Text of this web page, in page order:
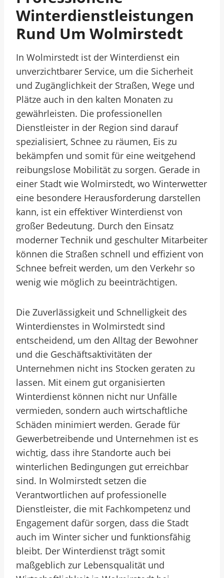
Winterdienstleistungen
Rund Um Wolmirstedt
In Wolmirstedt ist der Winterdienst ein
unverzichtbarer Service, um die Sicherheit
und Zugänglichkeit der Straßen, Wege und
Plätze auch in den kalten Monaten zu
gewährleisten. Die professionellen
Dienstleister in der Region sind darauf
spezialisiert, Schnee zu räumen, Eis zu
bekämpfen und somit für eine weitgehend
reibungslose Mobilität zu sorgen. Gerade in
einer Stadt wie Wolmirstedt, wo Winterwetter
eine besondere Herausforderung darstellen
kann, ist ein effektiver Winterdienst von
großer Bedeutung. Durch den Einsatz
moderner Technik und geschulter Mitarbeiter
können die Straßen schnell und effizient von
Schnee befreit werden, um den Verkehr so
wenig wie möglich zu beeinträchtigen.
Die Zuverlässigkeit und Schnelligkeit des
Winterdienstes in Wolmirstedt sind
entscheidend, um den Alltag der Bewohner
und die Geschäftsaktivitäten der
Unternehmen nicht ins Stocken geraten zu
lassen. Mit einem gut organisierten
Winterdienst können nicht nur Unfälle
vermieden, sondern auch wirtschaftliche
Schäden minimiert werden. Gerade für
Gewerbetreibende und Unternehmen ist es
wichtig, dass ihre Standorte auch bei
winterlichen Bedingungen gut erreichbar
sind. In Wolmirstedt setzen die
Verantwortlichen auf professionelle
Dienstleister, die mit Fachkompetenz und
Engagement dafür sorgen, dass die Stadt
auch im Winter sicher und funktionsfähig
bleibt. Der Winterdienst trägt somit
maßgeblich zur Lebensqualität und